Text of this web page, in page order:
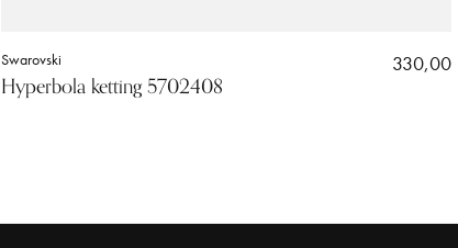
Swarovski
Hyperbola ketting 5702408
330,00